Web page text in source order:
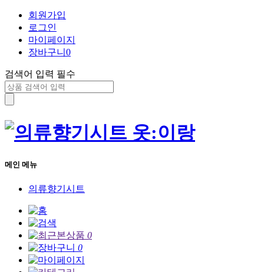
회원가입
로그인
마이페이지
장바구니 0
검색어 입력 필수
메인 메뉴
의류향기시트
0
0